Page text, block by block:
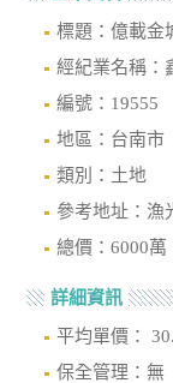
標題：億載金
經紀業名稱：
編號：19555
地區：台南市
類別：土地
參考地址：漁
總價：6000萬
詳細資訊
平均單價：
保全管理：無